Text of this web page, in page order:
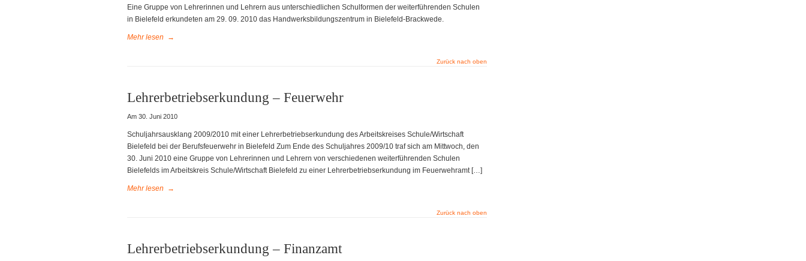
Eine Gruppe von Lehrerinnen und Lehrern aus unterschiedlichen Schulformen der weiterführenden Schulen
in Bielefeld erkundeten am 29. 09. 2010 das Handwerksbildungszentrum in Bielefeld-Brackwede.
Mehr lesen →
Zurück nach oben
Lehrerbetriebserkundung – Feuerwehr
Am 30. Juni 2010
Schuljahrsausklang 2009/2010 mit einer Lehrerbetriebserkundung des Arbeitskreises Schule/Wirtschaft
Bielefeld bei der Berufsfeuerwehr in Bielefeld Zum Ende des Schuljahres 2009/10 traf sich am Mittwoch, den
30. Juni 2010 eine Gruppe von Lehrerinnen und Lehrern von verschiedenen weiterführenden Schulen
Bielefelds im Arbeitskreis Schule/Wirtschaft Bielefeld zu einer Lehrerbetriebserkundung im Feuerwehramt […]
Mehr lesen →
Zurück nach oben
Lehrerbetriebserkundung – Finanzamt